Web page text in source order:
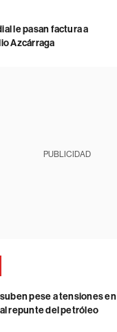
le pasan factura a
Azcárraga
PUBLICIDAD
pese a tensiones en
repunte del petróleo